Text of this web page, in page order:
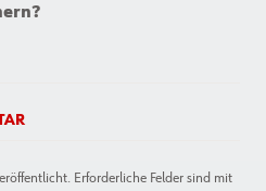
Erforderliche Felder sind mit